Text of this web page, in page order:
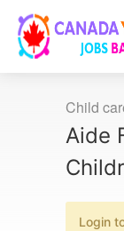
Child
Aide
Login